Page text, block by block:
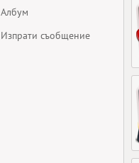
Албум
Изпрати съобщение